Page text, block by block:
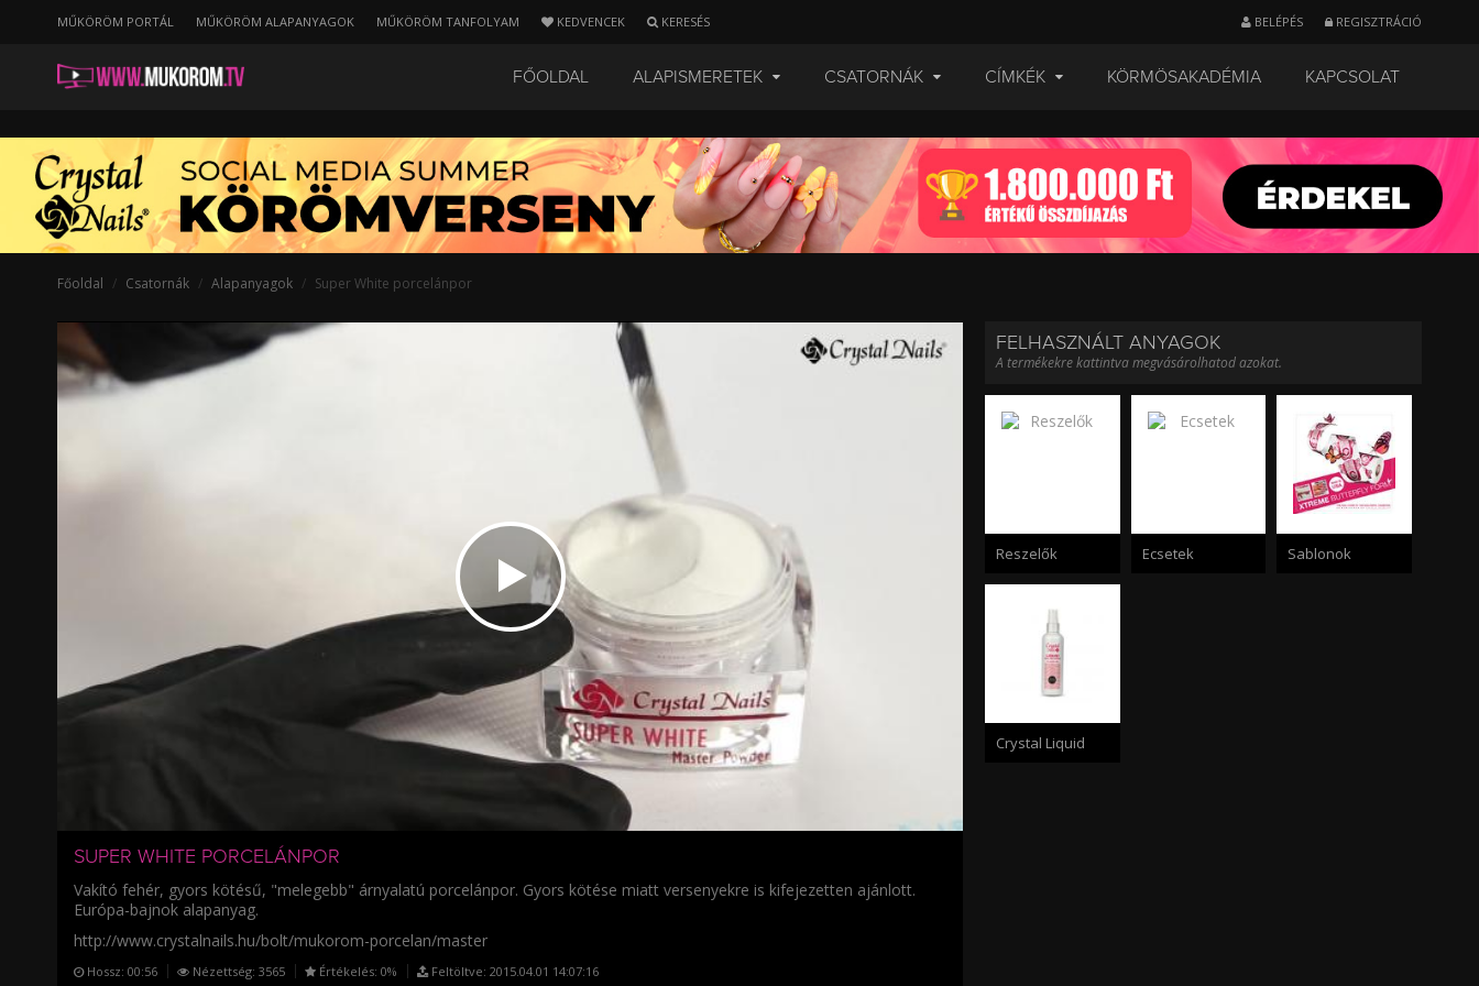
MŰKÖRÖM PORTÁL MŰKÖRÖM ALAPANYAGOK MŰKÖRÖM TANFOLYAM KEDVENCEK KERESÉS BELÉPÉS REGISZTRÁCIÓ
Super
porcelánpor
FŐOLDAL ALAPISMERETEK CSATORNÁK CÍMKÉK KÖRMÖSAKADÉMIA KAPCSOLAT
Főoldal Csatornák Alapanyagok Super White porcelánpor
SUPER WHITE PORCELÁNPOR
Vakító fehér, gyors kötésű, "melegebb" árnyalatú porcelánpor. Gyors kötése miatt versenyekre is kifejezetten ajánlott.
Európa-bajnok alapanyag.
http://www.crystalnails.hu/bolt/mukorom-porcelan/master
Hossz: 00:56 Nézettség: 3565 Értékelés: 0% Feltöltve: 2015.04.01 14:07:16
FELHASZNÁLT ANYAGOK
A termékekre kattintva megvásárolhatod azokat.
Reszelők Ecsetek Sablonok
Crystal Liquid